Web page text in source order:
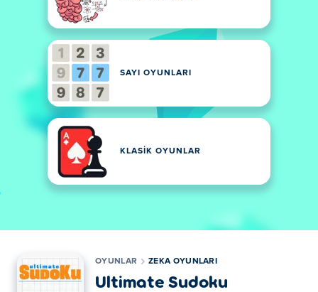
SAYI OYUNLARI
KLASIK OYUNLAR
OYUNLAR ZEKA OYUNLARI
Ultimate Sudoku